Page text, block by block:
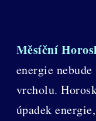
Měsíční
energie
vrcholu.
úpadek